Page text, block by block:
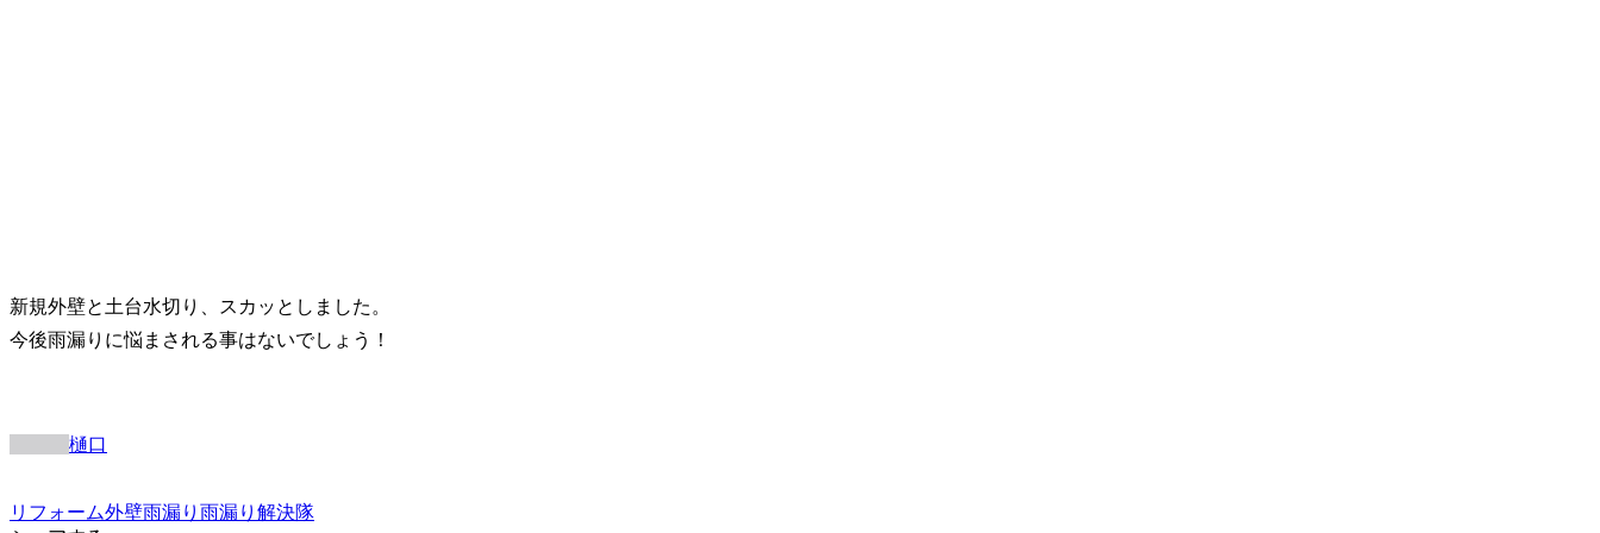
新規外壁と土台水切り、スカッとしました。
今後雨漏りに悩まされる事はないでしょう！
樋口
リフォーム外壁雨漏り 雨漏り解決隊